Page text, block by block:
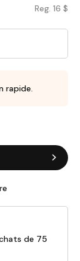
Reg. 16 $
rapide.
de 75